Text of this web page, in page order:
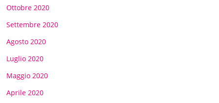
Ottobre 2020
Settembre 2020
Agosto 2020
Luglio 2020
Maggio 2020
Aprile 2020